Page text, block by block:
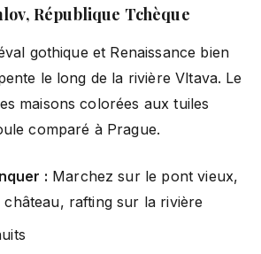
République Tchèque
gothique et Renaissance bien
le long de la rivière Vltava. Le
maisons colorées aux tuiles
comparé à Prague.
: Marchez sur le pont vieux,
château, rafting sur la rivière